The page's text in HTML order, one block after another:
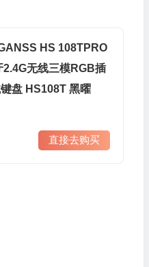
HS 108TPRO
2.4G无线三模RGB插
盘 HS108T 黑曜
直接去购买